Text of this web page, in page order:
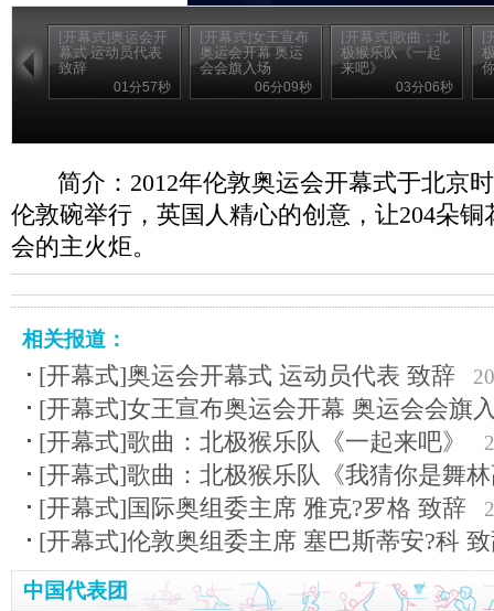
[开幕式]奥运会开
幕式 运动员代表
致辞
01分57秒
[开幕式]女王宣布
奥运会开幕 奥运
会会旗入场
06分09秒
[开幕式]歌曲：北
极猴乐队《一起
来吧》
03分06秒
[
简介：2012年伦敦奥运会开幕式于北京
伦敦碗举行，英国人精心的创意，让204朵
会的主火炬。
相关报道：
[开幕式]奥运会开幕式 运动员代表 致辞
[开幕式]女王宣布奥运会开幕 奥运会会旗
[开幕式]歌曲：北极猴乐队《一起来吧》
[开幕式]歌曲：北极猴乐队《我猜你是舞
[开幕式]国际奥组委主席 雅克?罗格 致辞
[开幕式]伦敦奥组委主席 塞巴斯蒂安?科
中国代表团